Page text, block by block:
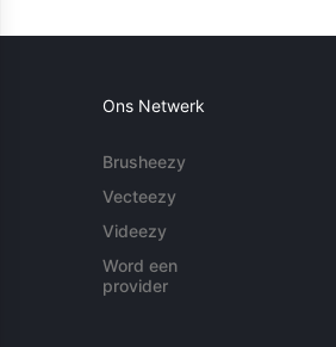
Ons Netwerk
Brusheezy
Vecteezy
Videezy
Word een
provider